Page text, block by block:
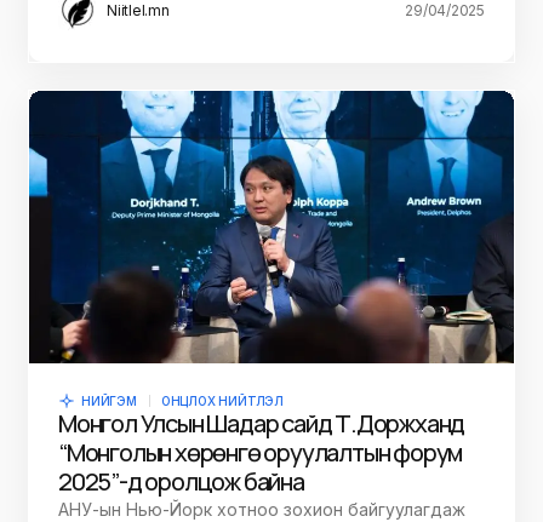
Niitlel.mn 29/04/2025
НИЙГЭМ ОНЦЛОХ НИЙТЛЭЛ
Монгол Улсын Шадар сайд Т.Доржханд
“Монголын хөрөнгө оруулалтын форум
2025”-д оролцож байна
АНУ-ын Нью-Йорк хотноо зохион байгуулагдаж